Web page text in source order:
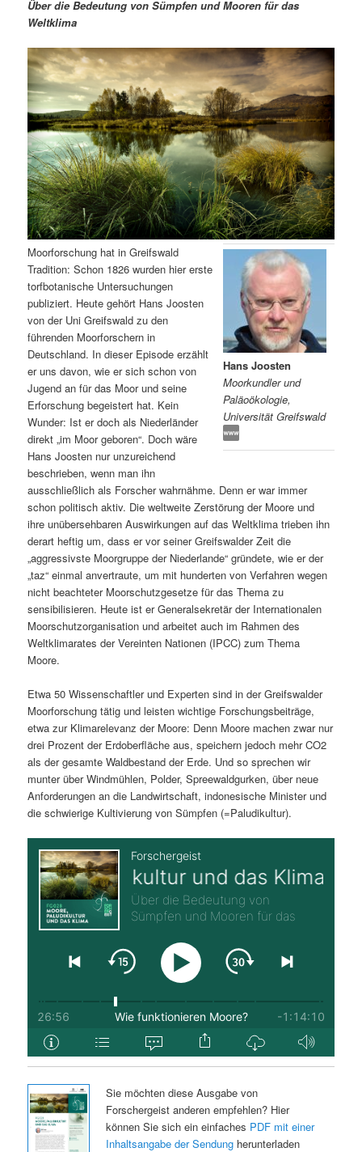
r
e
n
I
n
h
a
s
p
r
i
n
g
e
n
d
ä
r
e
n
I
n
l
t
s
p
r
i
n
g
e
n
n
a
g
a
t
i
o
n
Über die Bedeutung von Sümpfen und Mooren für das
Weltklima
Hans Joosten
Moorkundler und
Paläoökologie,
Universität Greifswald
Moorforschung hat in Greifswald
Tradition: Schon 1826 wurden hier erste
torfbotanische Untersuchungen
publiziert. Heute gehört Hans Joosten
von der Uni Greifswald zu den
führenden Moorforschern in
Deutschland. In dieser Episode erzählt
er uns davon, wie er sich schon von
Jugend an für das Moor und seine
Erforschung begeistert hat. Kein
Wunder: Ist er doch als Niederländer
direkt „im Moor geboren“. Doch wäre
Hans Joosten nur unzureichend
beschrieben, wenn man ihn
ausschließlich als Forscher wahrnähme. Denn er war immer
schon politisch aktiv. Die weltweite Zerstörung der Moore und
ihre unübersehbaren Auswirkungen auf das Weltklima trieben ihn
derart heftig um, dass er vor seiner Greifswalder Zeit die
„aggressivste Moorgruppe der Niederlande“ gründete, wie er der
„taz“ einmal anvertraute, um mit hunderten von Verfahren wegen
nicht beachteter Moorschutzgesetze für das Thema zu
sensibilisieren. Heute ist er Generalsekretär der Internationalen
Moorschutzorganisation und arbeitet auch im Rahmen des
Weltklimarates der Vereinten Nationen (IPCC) zum Thema
Moore.
Etwa 50 Wissenschaftler und Experten sind in der Greifswalder
Moorforschung tätig und leisten wichtige Forschungsbeiträge,
etwa zur Klimarelevanz der Moore: Denn Moore machen zwar nur
drei Prozent der Erdoberfläche aus, speichern jedoch mehr CO2
als der gesamte Waldbestand der Erde. Und so sprechen wir
munter über Windmühlen, Polder, Spreewaldgurken, über neue
Anforderungen an die Landwirtschaft, indonesische Minister und
die schwierige Kultivierung von Sümpfen (=Paludikultur).
Sie möchten diese Ausgabe von
Forschergeist anderen empfehlen? Hier
können Sie sich ein einfaches PDF mit einer
Inhaltsangabe der Sendungherunterladen